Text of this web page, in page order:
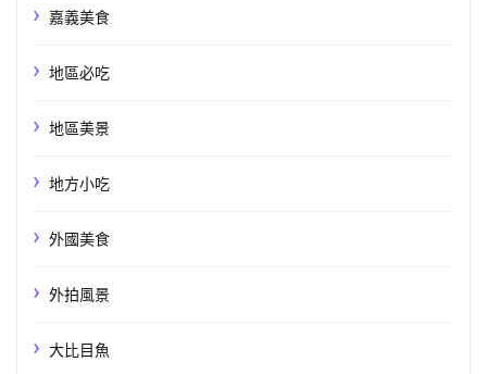
嘉義美食
地區必吃
地區美景
地方小吃
外國美食
外拍風景
大比目魚